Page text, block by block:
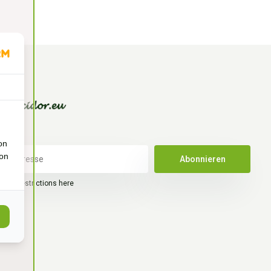
Abonnieren
legal restrictions here